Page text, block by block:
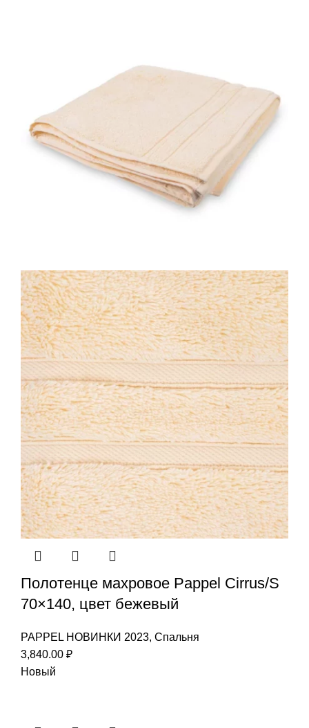
Полотенце махровое Pappel Cirrus/S
70×140, цвет бежевый
PAPPEL НОВИНКИ 2023, Спальня
3,840.00 ₽
Новый